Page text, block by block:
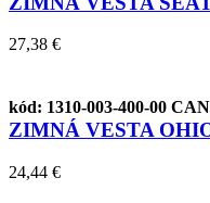
27,38 €
kód: 1310-003-400-00
ZIMNÁ VESTA
24,44 €